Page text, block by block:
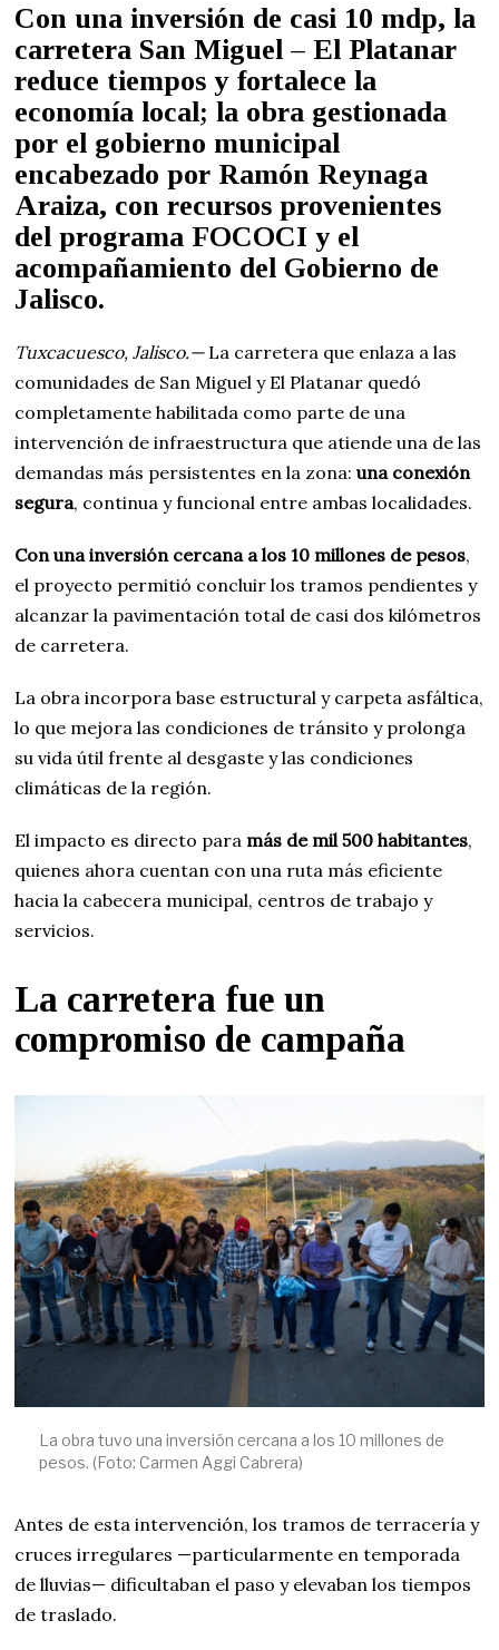
Con una inversión de casi 10 mdp, la
carretera San Miguel – El Platanar
reduce tiempos y fortalece la
economía local; la obra gestionada
por el gobierno municipal
encabezado por Ramón Reynaga
Araiza, con recursos provenientes
delprograma FOCOCIy el
acompañamiento del Gobierno de
Jalisco.
Tuxcacuesco, Jalisco.—La carretera que enlaza a las
comunidades de San Miguel y El Platanar quedó
completamente habilitada como parte de una
intervención de infraestructura que atiende una de las
demandas más persistentes en la zona:una conexión
segura, continua y funcional entre ambas localidades.
Con una inversión cercana a los 10 millones de pesos,
el proyecto permitió concluir los tramos pendientes y
alcanzar la pavimentación total de casi dos kilómetros
de carretera.
La obra incorpora base estructural y carpeta asfáltica,
lo que mejora las condiciones de tránsito y prolonga
su vida útil frente al desgaste y las condiciones
climáticas de la región.
El impacto es directo para más de mil 500 habitantes,
quienes ahora cuentan con una ruta más eficiente
hacia la cabecera municipal, centros de trabajo y
servicios.
La carretera fue un
compromiso de campaña
La obra tuvo una inversión cercana a los 10 millones de
pesos. (Foto: Carmen Aggi Cabrera)
Antes de esta intervención, los tramos de terracería y
cruces irregulares —particularmente en temporada
de lluvias— dificultaban el paso y elevaban los tiempos
de traslado.